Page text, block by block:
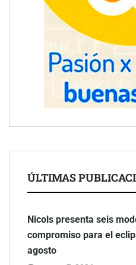
ÚLTIMAS
Nicols presenta seis
compromiso para el
agosto